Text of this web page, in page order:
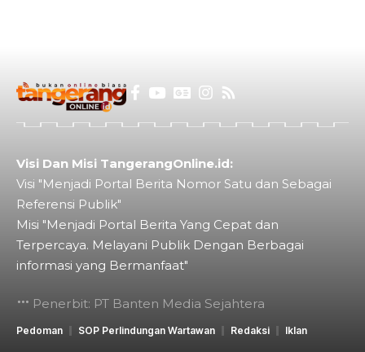
Visi Dan Misi TangerangOnline.id:
Visi "Menjadi Portal Berita Nomor Satu dan Sebagai
Referensi Publik"
Misi "Menjadi Portal Berita Yang Cepat dan
Terpercaya. Melayani Publik Dengan Berbagai
informasi yang Bermanfaat"
Penerbit: PT Banten Media Sejahtera
Pedoman SOP Perlindungan Wartawan Redaksi Iklan